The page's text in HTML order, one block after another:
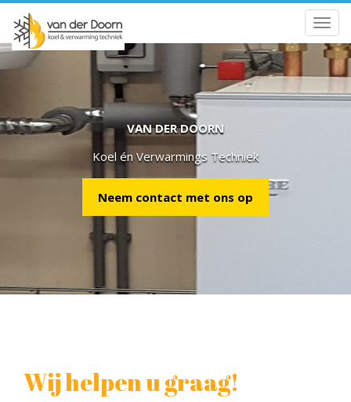
VAN DER DOORN
Koel én Verwarmings Techniek
Neem contact met ons op
Wij helpen u graag!